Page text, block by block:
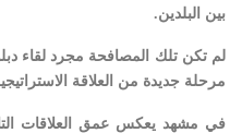
بين البلدين.
لم تكن تلك المصافحة مجرد لقاء
مرحلة جديدة من العلاقة
في مشهد يعكس عمق العلاقات